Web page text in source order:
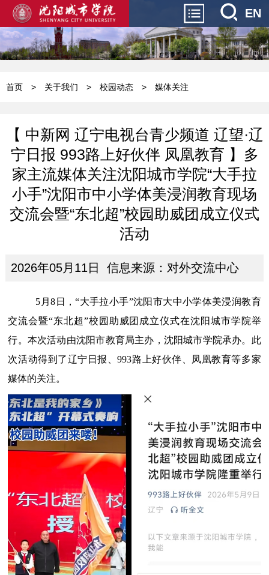
EN
首页 > 关于我们 > 校园动态 > 媒体关注
【 中新网 辽宁电视台青少频道 辽望·辽
宁日报 993路上好伙伴 凤凰教育 】多
家主流媒体关注沈阳城市学院“大手拉
小手”沈阳市中小学体美浸润教育现场
交流会暨“东北超”校园助威团成立仪式
活动
2026年05月11日 信息来源：对外交流中心
5月8日，“大手拉小手”沈阳市大中小学体美浸润教育
交流会暨“东北超”校园助威团成立仪式在沈阳城市学院举
行。本次活动由沈阳市教育局主办，沈阳城市学院承办。 此
次活动得到了辽宁日报 、993路上好伙伴、凤凰教育等多家
媒体的关注。